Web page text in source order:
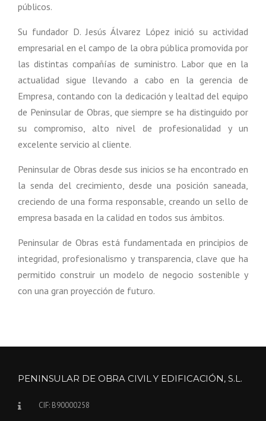
públicos.
Su fundador D. Jesús Álvarez López inició su actividad
empresarial en el campo de la obra pública promovida por
las distintas compañías de suministro. Labor que en la
actualidad sigue llevando a cabo en la gerencia de
Empresa, contando con la dedicación y lealtad del equipo
de Peninsular de Obras, que siempre se ha distinguido por
su compromiso, alto nivel de profesionalidad y un
excelente servicio al cliente.
Peninsular de Obras desde sus inicios se ha encontrado en
la senda del crecimiento, desde una posición saneada,
creciendo de una forma responsable, creando un sello de
empresa basada en la calidad en todos sus ámbitos.
Peninsular de Obras está fundamentada en principios de
integridad, profesionalismo y transparencia, clave que ha
permitido construir un modelo de negocio sostenible y
con una gran proyección de futuro.
PENINSULAR DE OBRA CIVIL Y EDIFICACIÓN, S.L.
CIF: B90000258